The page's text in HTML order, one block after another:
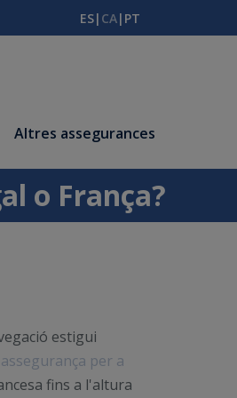
ES| CA| PT
Altres assegurances
o França?
estigui
per a
fins a l'altura